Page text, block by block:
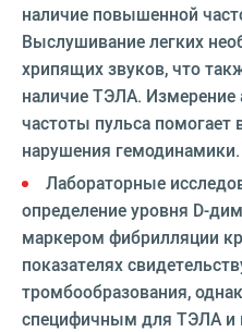
наличие повышенной
Выслушивание легких
хрипящих звуков, что
наличие ТЭЛА. Измерение
частоты пульса
нарушения гемодинамики.
Лабораторные
определение уровня D-
маркером фибрилляции
показателях
тромбообразования,
специфичным для ТЭЛА